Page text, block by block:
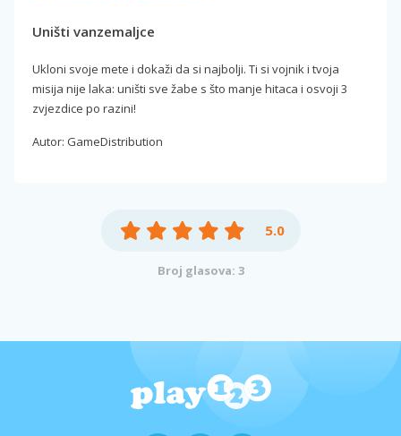
Uništi vanzemaljce
Ukloni svoje mete i dokaži da si najbolji. Ti si vojnik i tvoja
misija nije laka: uništi sve žabe s što manje hitaca i osvoji 3
zvjezdice po razini!
Autor: GameDistribution
5.0
Broj glasova: 3